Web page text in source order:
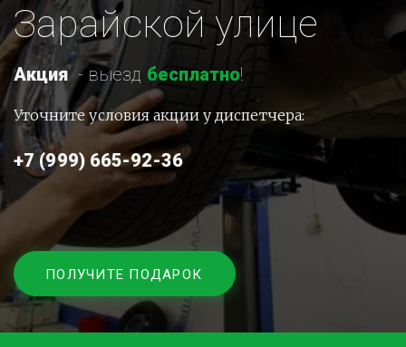
Зарайской улице
Акция - выезд бесплатно!
Уточните условия акции у диспетчера:
+7 (999) 665-92-36
ПОЛУЧИТЕ ПОДАРОК